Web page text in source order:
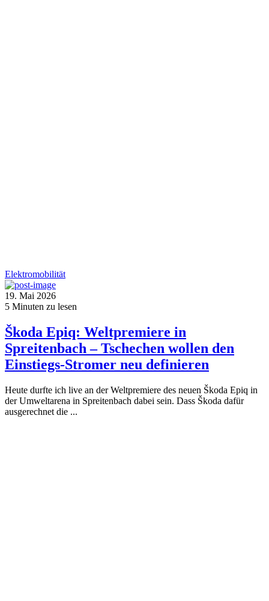
Elektromobilität
19. Mai 2026
5 Minuten zu lesen
Škoda Epiq: Weltpremiere in
Spreitenbach – Tschechen wollen den
Einstiegs-Stromer neu definieren
Heute durfte ich live an der Weltpremiere des neuen Škoda Epiq in
der Umweltarena in Spreitenbach dabei sein. Dass Škoda dafür
ausgerechnet die ...